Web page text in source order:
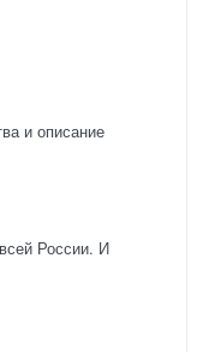
и описание
России. И